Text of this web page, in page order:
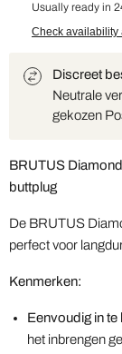
Usually ready in
Check availability
Discreet
Neutrale
gekozen
BRUTUS
buttplug
De BRUTUS
perfect voor
Kenmerken:
Eenvoudig in te
het inbrengen